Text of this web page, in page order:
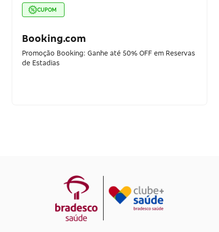
CUPOM
Booking.com
Promoção Booking: Ganhe até 50% OFF em Reservas
de Estadias